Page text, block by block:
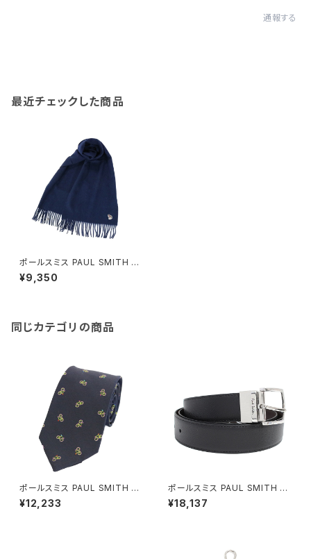
通報する
最近チェックした商品
ポールスミス PAUL SMITH マ
フラー W1A-250K-JZEBRA-4
7 メンズ ネイビー
¥9,350
同じカテゴリの商品
ポールスミス PAUL SMITH ネ
クタイ メンズ M1A 552M ALU
450 30 ブラック
¥12,233
ポールスミス PAUL SMITH ベ
ルト M1A-4437-BCUT-78 メ
ンズ ブラック ブラウン シルバー
¥18,137